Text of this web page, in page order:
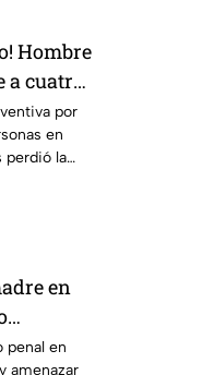
Hombre
a cuatro;
Bravopor
en
perdió la
en
penal en
amenazar